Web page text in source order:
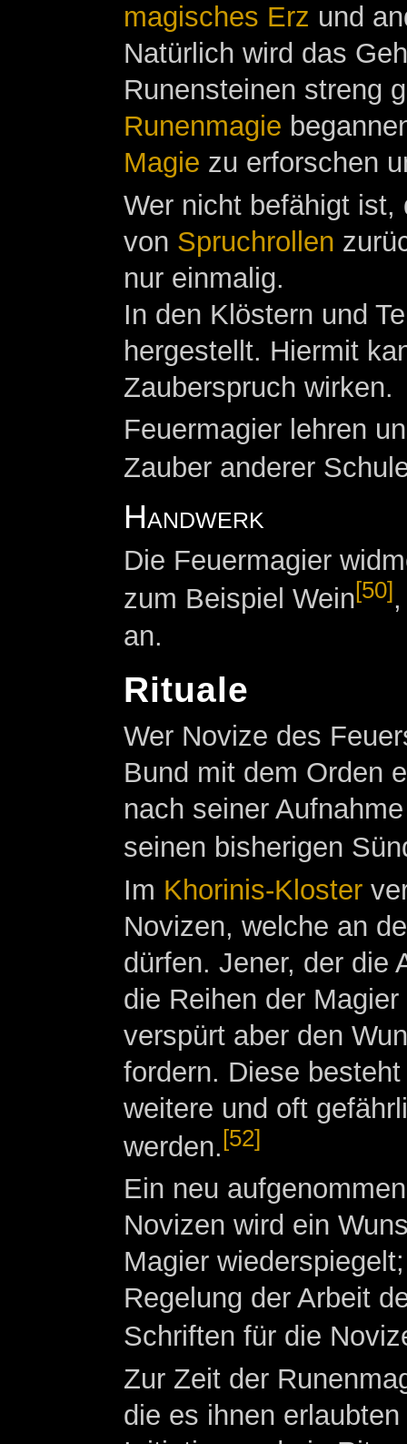
magisches Erz und
Natürlich wird das
Runensteinen streng
Runenmagie
Magie zu erforschen
Wer nicht befähigt
von Spruchrollen
nur einmalig.
In den Klöstern und
hergestellt. Hiermit
Zauberspruch wirken.
Feuermagier lehren
Zauber anderer
Handwerk
Die Feuermagier
zum Beispiel Wein[50]
an.
Rituale
Wer Novize des
Bund mit dem Orden
nach seiner
seinen bisherigen
Im Khorinis-Kloster
Novizen, welche an
dürfen. Jener, der die
die Reihen der
verspürt aber den
fordern. Diese
weitere und oft
werden.[52]
Ein neu
Novizen wird ein
Magier
Regelung der Arbeit
Schriften für die
Zur Zeit der
die es ihnen